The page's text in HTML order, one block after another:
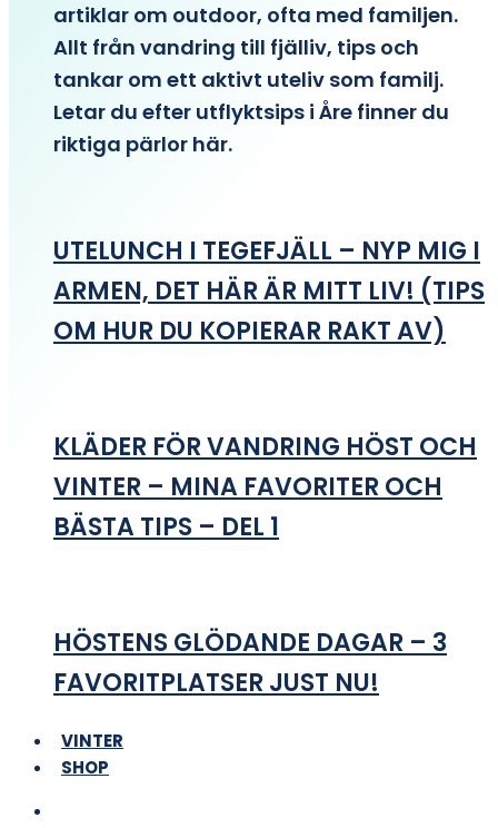
artiklar om outdoor, ofta med familjen.
Allt från vandring till fjälliv, tips och
tankar om ett aktivt uteliv som familj.
Letar du efter utflyktsips i Åre finner du
riktiga pärlor här.
UTELUNCH I TEGEFJÄLL – NYP MIG I
ARMEN, DET HÄR ÄR MITT LIV! (TIPS
OM HUR DU KOPIERAR RAKT AV)
KLÄDER FÖR VANDRING HÖST OCH
VINTER – MINA FAVORITER OCH
BÄSTA TIPS – DEL 1
HÖSTENS GLÖDANDE DAGAR – 3
FAVORITPLATSER JUST NU!
VINTER
SHOP